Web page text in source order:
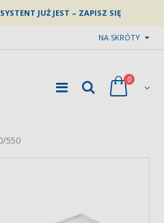
JUŻ JEST – ZAPISZ SIĘ
NA SKRÓTY
0
550